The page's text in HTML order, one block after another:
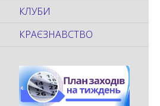
КЛУБИ
КРАЄЗНАВСТВО